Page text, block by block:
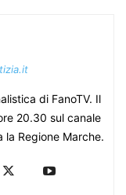
di FanoTV. Il
20.30 sul canale
Regione Marche.